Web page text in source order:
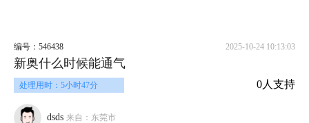
编号：546438 2025-10-24 10:13:03
新奥什么时候能通气
处理用时：5小时47分 0人支持
dsds 来自：东莞市